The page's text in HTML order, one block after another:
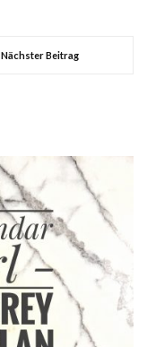
Nächster Beitrag